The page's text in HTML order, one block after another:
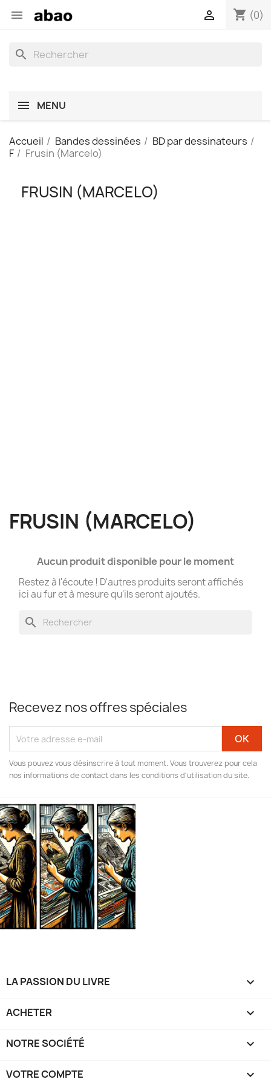
 shopping_cart (0)

search
MENU
Accueil Bandes dessinées
BD par dessinateurs
F
Frusin (Marcelo)
FRUSIN (MARCELO)
FRUSIN (MARCELO)
Aucun produit disponible pour le moment
Restez à l'écoute ! D'autres produits seront affichés
ici au fur et à mesure qu'ils seront ajoutés.
search
Recevez nos offres spéciales
Vous pouvez vous désinscrire à tout moment. Vous trouverez pour cela
nos informations de contact dans les conditions d'utilisation du site.
LA PASSION DU LIVRE 
ACHETER 
NOTRE SOCIÉTÉ 
VOTRE COMPTE 